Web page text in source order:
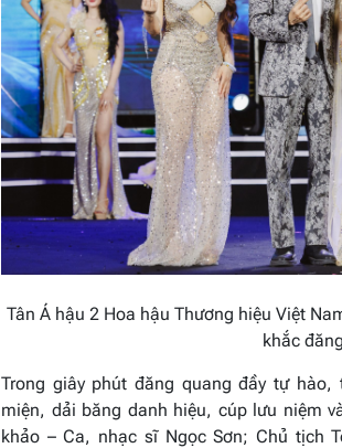
Tân Á hậu 2 Hoa hậu Thương hiệu Việt
khắc
Trong giây phút đăng quang đầy tự
miện, dải băng danh hiệu, cúp lưu niệm
khảo – Ca, nhạc sĩ Ngọc Sơn; Chủ tịch